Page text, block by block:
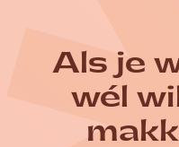
Als je
wél